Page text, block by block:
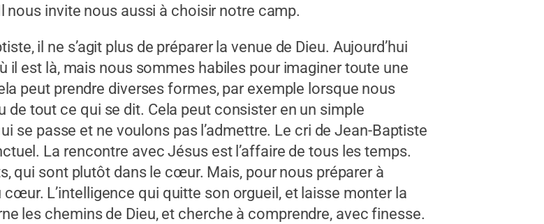
invite nous aussi à choisir notre camp.
il ne s’agit plus de préparer la venue de Dieu. Aujourd’hui
est là, mais nous sommes habiles pour imaginer toute une
peut prendre diverses formes, par exemple lorsque nous
tout ce qui se dit. Cela peut consister en un simple
se passe et ne voulons pas l’admettre. Le cri de Jean-Baptiste
La rencontre avec Jésus est l’affaire de tous les temps.
qui sont plutôt dans le cœur. Mais, pour nous préparer à
L’intelligence qui quitte son orgueil, et laisse monter la
les chemins de Dieu, et cherche à comprendre, avec finesse.